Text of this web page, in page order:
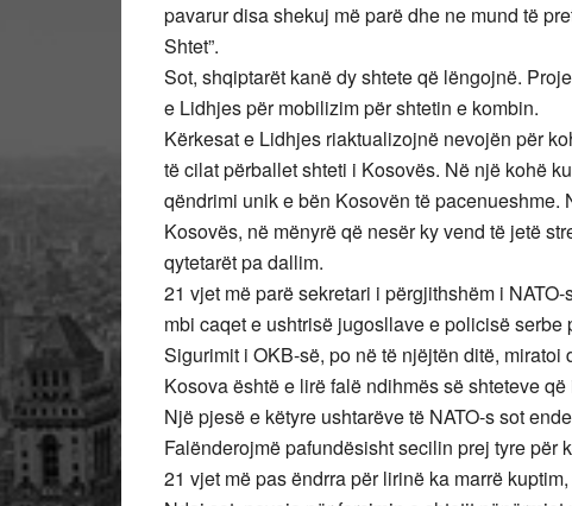
pavarur disa shekuj më parë dhe ne mund të
Shtet”.
Sot, shqiptarët kanë dy shtete që lëngojnë.
e Lidhjes për mobilizim për shtetin e kombin.
Kërkesat e Lidhjes riaktualizojnë nevojën për
të cilat përballet shteti i Kosovës. Në një kohë
qëndrimi unik e bën Kosovën të
Kosovës, në mënyrë që nesër ky vend të jetë
qytetarët pa dallim.
21 vjet më parë sekretari i përgjithshëm i
mbi caqet e ushtrisë jugosllave e policisë
Sigurimit i OKB-së, po në të njëjtën ditë,
Kosova është e lirë falë ndihmës së shteteve
Një pjesë e këtyre ushtarëve të NATO-s sot
Falënderojmë pafundësisht secilin prej tyre për
21 vjet më pas ëndrra për lirinë ka marrë